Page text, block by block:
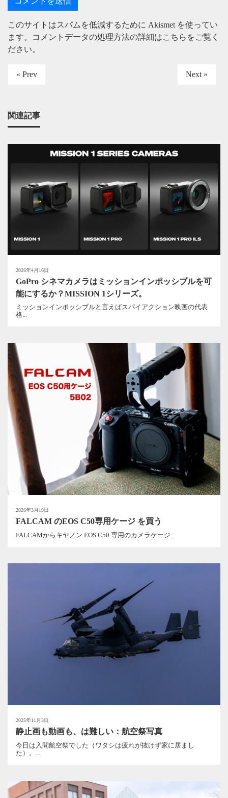
このサイトはスパムを低減するために Akismet を使ってい
ます。
コメントデータの処理方法の詳細はこちらをご覧く
ださい。
« Prev Next »
関連記事
2026年4月16日
GoPro シネマカメラはミッションインポッシブルを可
能にするか？MISSION 1シリーズ。
ミッションインポッシブルと言えばスパイアクション映画の代表
格...
2026年3月19日
FALCAM のEOS C50専用ケージ を買う
FALCAMからキヤノン EOS C50 専用のカメラケージ...
2025年11月3日
静止画も動画も、は難しい：航空祭写真
今日は入間航空祭でした（ワタシは疲れが抜けず家に居まし
た）。...